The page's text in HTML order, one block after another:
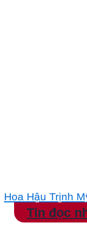
Hoa Hậu Trịnh
Tin đọc